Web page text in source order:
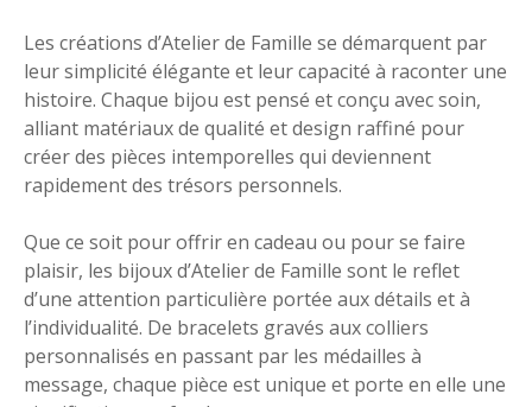
Les créations d’Atelier de Famille se démarquent par
leur simplicité élégante et leur capacité à raconter une
histoire. Chaque bijou est pensé et conçu avec soin,
alliant matériaux de qualité et design raffiné pour
créer des pièces intemporelles qui deviennent
rapidement des trésors personnels.
Que ce soit pour offrir en cadeau ou pour se faire
plaisir, les bijoux d’Atelier de Famille sont le reflet
d’une attention particulière portée aux détails et à
l’individualité. De bracelets gravés aux colliers
personnalisés en passant par les médailles à
message, chaque pièce est unique et porte en elle une